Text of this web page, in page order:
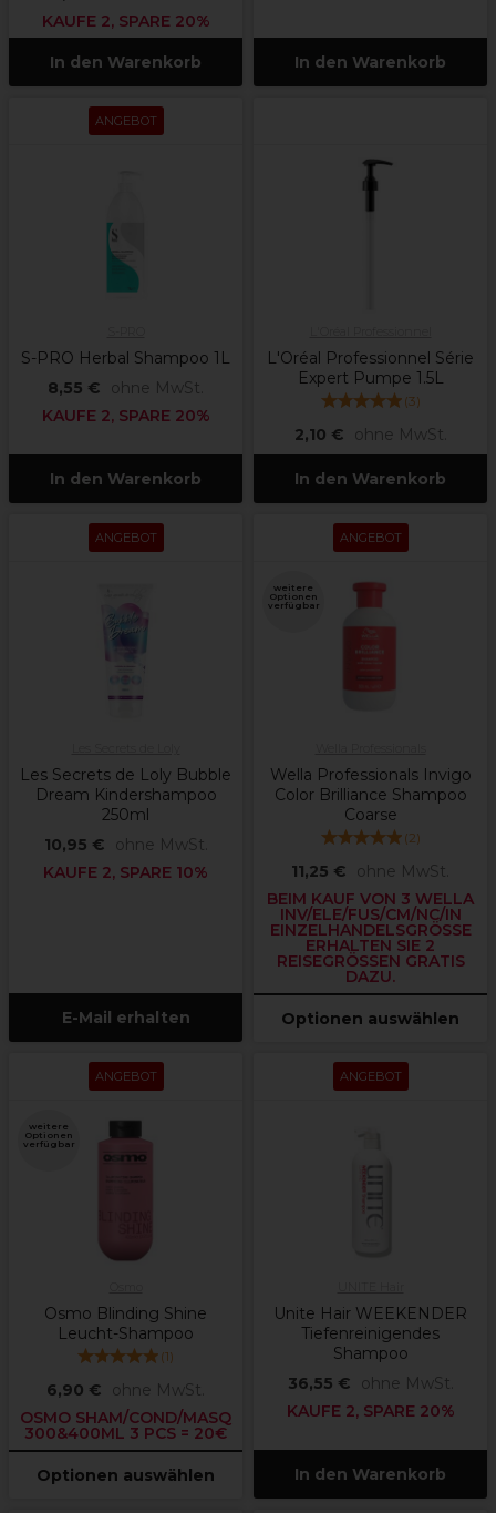
KAUFE 2, SPARE 20%
In den Warenkorb In den Warenkorb
ANGEBOT
S-PRO Herbal Shampoo 1L
8,55 €
ohne MwSt.
KAUFE 2, SPARE 20%
In den Warenkorb
L'Oréal Professionnel Série
Expert Pumpe 1.5L
(3)
2,10 € ohne MwSt.
In den Warenkorb
ANGEBOT
Les Secrets de Loly Bubble
Dream Kindershampoo
250ml
10,95 €
ohne MwSt.
KAUFE 2, SPARE 10%
E-Mail erhalten
ANGEBOT
weitere
Optionen
verfügbar
Wella Professionals Invigo
Color Brilliance Shampoo
Coarse
(2)
11,25 €
ohne MwSt.
BEIM KAUF VON 3 WELLA
INV/ELE/FUS/CM/NC/IN
EINZELHANDELSGRÖSSE E
RHALTEN SIE 2 R
EISEGRÖSSEN GRATIS DA
ZU.
Optionen auswählen
ANGEBOT
weitere
Optionen
verfügbar
Osmo Blinding Shine
Leucht-Shampoo
(1)
6,90 €
ohne MwSt.
OSMO SHAM/COND/MASQ
300&400ML 3 PCS = 20€
Optionen auswählen
ANGEBOT
Unite Hair WEEKENDER
Tiefenreinigendes
Shampoo
36,55 €
ohne MwSt.
KAUFE 2, SPARE 20%
In den Warenkorb